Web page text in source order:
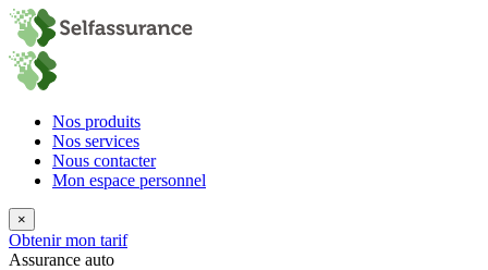
Nos produits
Nos services
Nous contacter
Mon espace personnel
×
Obtenir mon tarif
Assurance auto